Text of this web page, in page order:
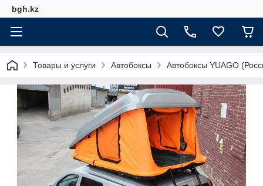
bgh.kz
Товары и услуги Автобоксы Автобоксы YUAGO